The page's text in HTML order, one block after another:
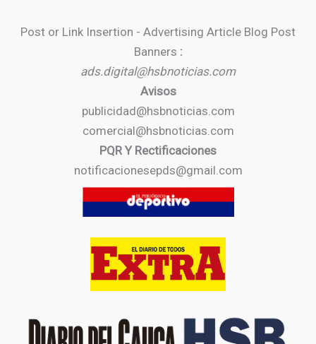
Post or Link Insertion - Advertising Article Blog Post
Banners :
ads.digital@hsbnoticias.com
Avisos
publicidad@hsbnoticias.com
comercial@hsbnoticias.com
PQR Y Rectificaciones
notificacionesepds@gmail.com